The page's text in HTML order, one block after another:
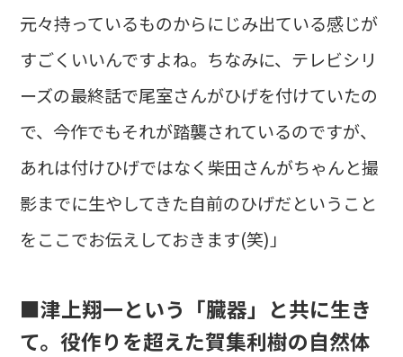
元々持っているものからにじみ出ている感じが
すごくいいんですよね。ちなみに、テレビシリ
ーズの最終話で尾室さんがひげを付けていたの
で、今作でもそれが踏襲されているのですが、
あれは付けひげではなく柴田さんがちゃんと撮
影までに生やしてきた自前のひげだということ
をここでお伝えしておきます(笑)」
■津上翔一という「臓器」と共に生き
て。役作りを超えた賀集利樹の自然体